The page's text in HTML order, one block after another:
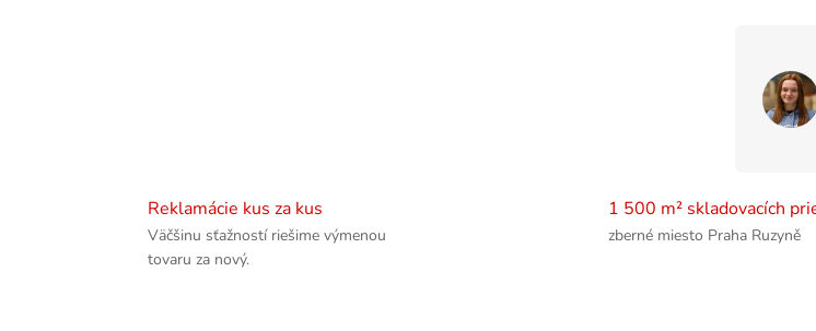
Reklamácie kus za kus
Väčšinu sťažností riešime výmenou
tovaru za nový.
1 500 m² skladovacích
zberné miesto Praha Ruzyně